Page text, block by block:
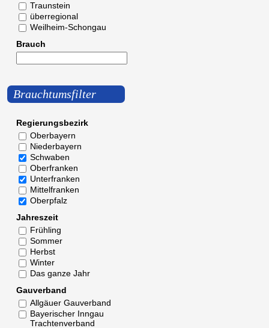
Traunstein
überregional
Weilheim-Schongau
Brauch
Brauchtumsfilter
Regierungsbezirk
Oberbayern
Niederbayern
Schwaben
Oberfranken
Unterfranken
Mittelfranken
Oberpfalz
Jahreszeit
Frühling
Sommer
Herbst
Winter
Das ganze Jahr
Gauverband
Allgäuer Gauverband
Bayerischer Inngau
Trachtenverband